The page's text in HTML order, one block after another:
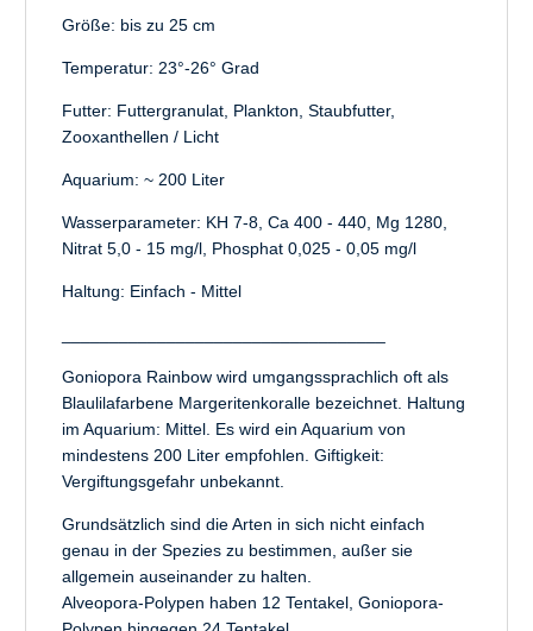
Größe: bis zu 25 cm
Temperatur: 23°-26° Grad
Futter: Futtergranulat, Plankton, Staubfutter,
Zooxanthellen / Licht
Aquarium: ~ 200 Liter
Wasserparameter: KH 7-8, Ca 400 - 440, Mg 1280,
Nitrat 5,0 - 15 mg/l, Phosphat 0,025 - 0,05 mg/l
Haltung: Einfach - Mittel
Goniopora Rainbow wird umgangssprachlich oft als
Blaulilafarbene Margeritenkoralle bezeichnet. Haltung
im Aquarium: Mittel. Es wird ein Aquarium von
mindestens 200 Liter empfohlen. Giftigkeit:
Vergiftungsgefahr unbekannt.
Grundsätzlich sind die Arten in sich nicht einfach
genau in der Spezies zu bestimmen, außer sie
allgemein auseinander zu halten.
Alveopora-Polypen haben 12 Tentakel, Goniopora-